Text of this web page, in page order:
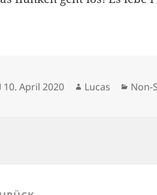
Veröffentlicht
10. April 2020 Autor
Lucas Non-